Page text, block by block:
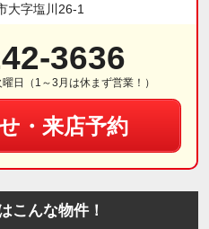
大字塩川26-1
3636
日（1～3月は休まず営業！）
・来店予約
んな物件！